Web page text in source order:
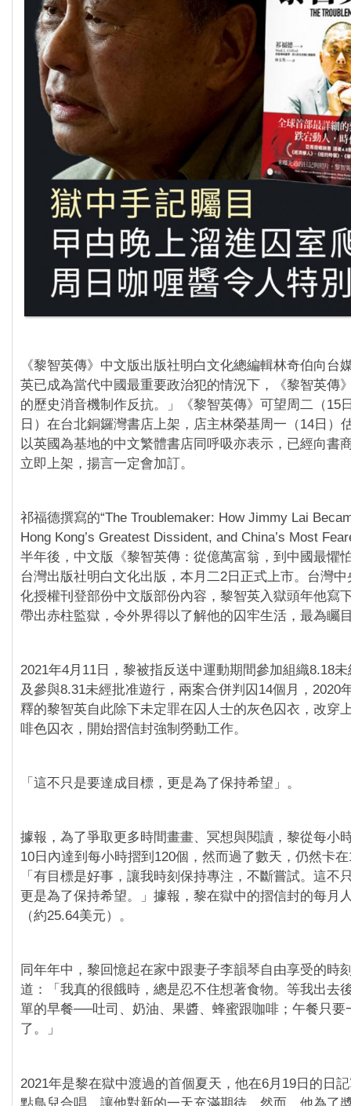
《黎智英傳》中文版出版社明白文化總編輯林奇伯向台
英已成為當代中國最重要政治犯的情況下，《黎智英傳
的歷史消音機制作反抗。」《黎智英傳》可望周二（15
日）在台北銅鑼灣書店上架，店主林榮基周一（14日）
以英國為基地的中文繁體書店同呼吸亦表示，已經向書
立即上架，揚言一定會加訂。
祁福德撰寫的“The Troublemaker: How Jimmy Lai
Hong Kong’s Greatest Dissident, and China’s Most
半年後，中文版《黎智英傳：從億萬富翁，到中國最懼
台灣出版社明白文化出版，本月二2日正式上市。台灣
化授權刊登部份中文版部份內容，黎智英入獄頭年他寫
帶出赤柱監獄，令外界得以了解他的囚牢生活，最為矚
2021年4月11日，黎被指反送中運動期間參加組織8.18
及參與8.31未經批准遊行，兩案合併判囚14個月，2020
釋的黎智英自此除下未定罪在囚人士的灰色囚衣，改穿
啡色囚衣，開始摺信封強制勞動工作。
「這不只是要達成目標，更是為了保持希望」。
據報，為了爭取更多時間畫畫、冥想與閱讀，黎從每小
10日內達到每小時摺到120個，然而過了數天，仍然卡
「有目標是好事，讓我時刻保持專注，不斷嘗試。這不
更是為了保持希望。」據報，黎在獄中的摺信封的每月
（約25.64美元）。
同年年中，黎回憶起在家中跟妻子李韻琴自由享受的時
道：「我真的很餓時，總是忍不住想著食物。等我出去
單的早餐──吐司、奶油、果醬、蜂蜜跟咖啡；午餐只要
了。」
2021年是黎在獄中渡過的首個夏天，他在6月19日的日
點鳥兒合唱，讓他對新的一天充滿期待。然而，他為了